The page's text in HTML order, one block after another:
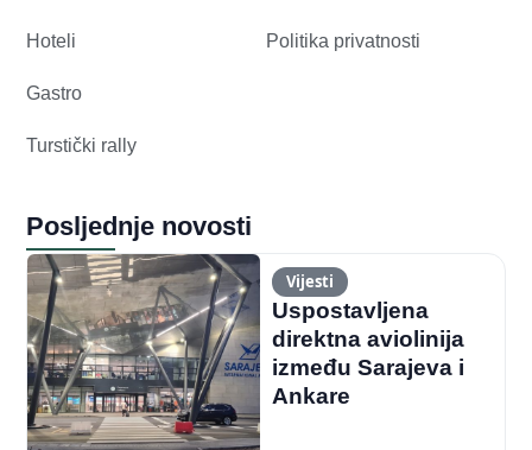
Hoteli
Gastro
Turstički rally
Politika privatnosti
Posljednje novosti
Vijesti
Uspostavljena
direktna aviolinija
između Sarajeva i
Ankare